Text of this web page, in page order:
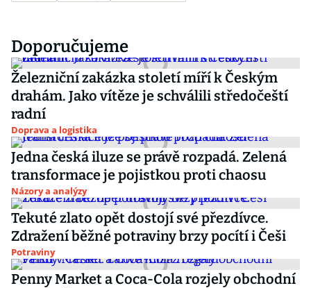
Doporučujeme
Železniční zakázka století míří k Českým
drahám. Jako vítěze je schválili středočeští
radní
Doprava a logistika
Jedna česká iluze se právě rozpadá. Zelená
transformace je pojistkou proti chaosu
Názory a analýzy
Tekuté zlato opět dostojí své přezdívce.
Zdražení běžné potraviny brzy pocítí i Češi
Potraviny
Penny Market a Coca-Cola rozjely obchodní